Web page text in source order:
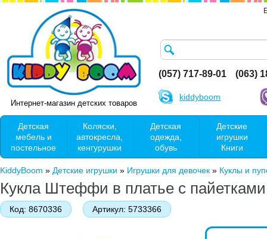
Интернет-магазин детских товаров
(057) 717-89-01 (063)
kiddyboom
Детская
мебель и
постельное
Коляски,
автокресла,
кенгурушки
Детская
одежда,
обувь
Детские
игрушки
Книги
KiddyBoom » Детские игрушки » Игрушки для девочек » Куклы и
Кукла Штеффи в платье с
Код: 8670336 Артикул: 5733366